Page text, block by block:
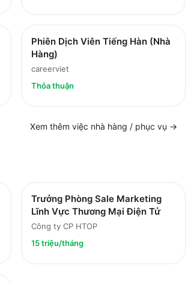
Phiên Dịch Viên Tiếng Hàn (Nhà
Hàng)
careerviet
Thỏa thuận
Xem thêm việc nhà hàng / phục vụ →
Trưởng Phòng Sale Marketing
Lĩnh Vực Thương Mại Điện Tử
Công ty CP HTOP
15 triệu/tháng